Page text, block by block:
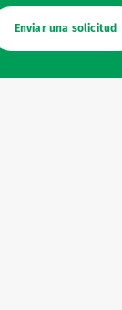
Enviar una solicitud